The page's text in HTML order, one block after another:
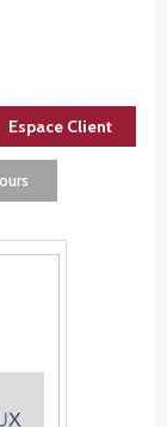
Espace Client